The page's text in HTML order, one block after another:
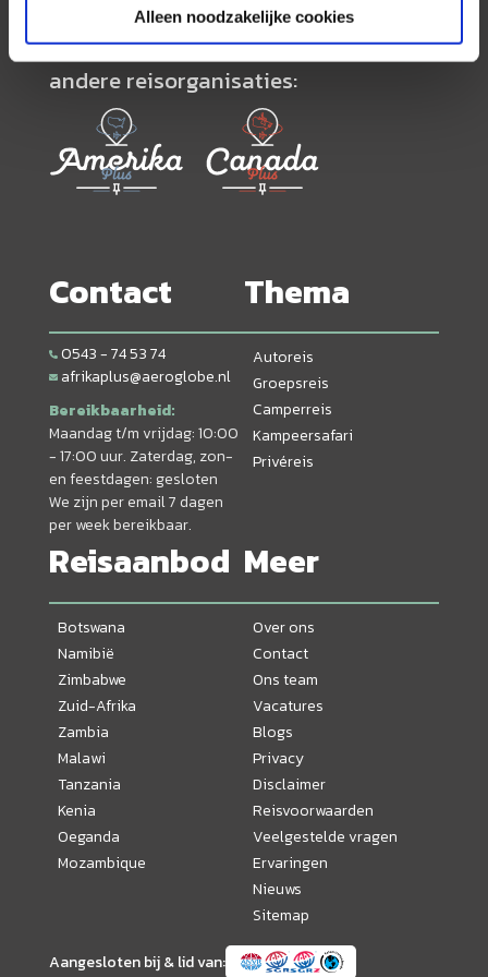
Alleen noodzakelijke cookies
Neem ook eens een kijkje bij onze
andere reisorganisaties:
Contact
0543 - 74 53 74
afrikaplus@aeroglobe.nl
Bereikbaarheid:
Maandag t/m vrijdag: 10:00
- 17:00 uur. Zaterdag, zon-
en feestdagen: gesloten
We zijn per email 7 dagen
per week bereikbaar.
Thema
Autoreis
Groepsreis
Camperreis
Kampeersafari
Privéreis
Reisaanbod
Botswana
Namibië
Zimbabwe
Zuid-Afrika
Zambia
Malawi
Tanzania
Kenia
Oeganda
Mozambique
Meer
Over ons
Contact
Ons team
Vacatures
Blogs
Privacy
Disclaimer
Reisvoorwaarden
Veelgestelde vragen
Ervaringen
Nieuws
Sitemap
Aangesloten bij & lid van: